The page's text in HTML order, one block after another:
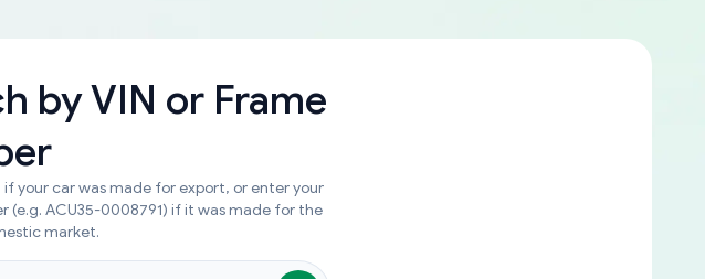
byVIN or Frame
if your car was made for export, or enter your
(e.g. ACU35-0008791) if it was made for the
market.